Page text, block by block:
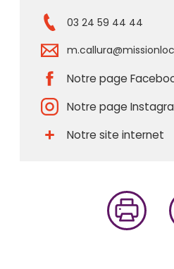
03 24 59 44 44
Notre page
Notre page
Notre site internet